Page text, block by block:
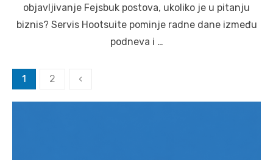
objavljivanje Fejsbuk postova, ukoliko je u pitanju
biznis? Servis Hootsuite pominje radne dane između
podneva i …
Posts
1 2 ‹